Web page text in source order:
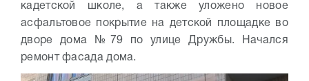
кадетской школе, а также уложено новое
асфальтовое покрытие на детской площадке во
дворе дома №79 по улице Дружбы. Начался
ремонт фасада дома.